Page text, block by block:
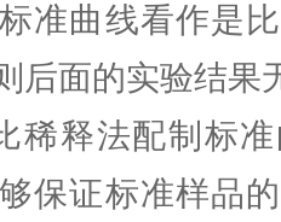
准曲线看作是
后面的实验结果
稀释法配制标
保证标准样品